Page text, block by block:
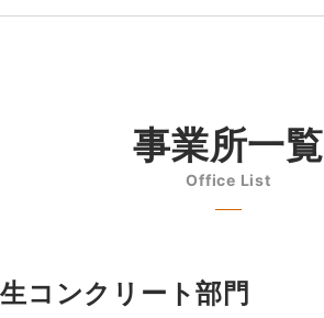
事業所一覧
Office List
生コンクリート部門